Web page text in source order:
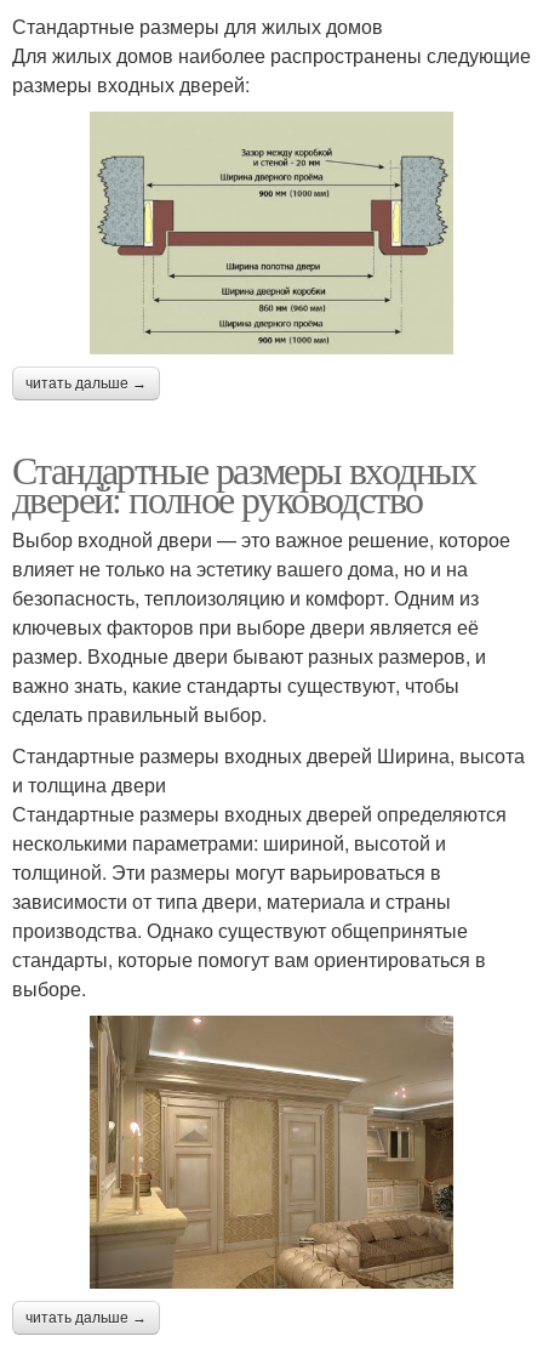
Стандартные размеры для жилых домов
Для жилых домов наиболее распространены следующие
размеры входных дверей:
читать дальше →
Стандартные размеры входных
дверей: полное руководство
Выбор входной двери — это важное решение, которое
влияет не только на эстетику вашего дома, но и на
безопасность, теплоизоляцию и комфорт. Одним из
ключевых факторов при выборе двери является её
размер. Входные двери бывают разных размеров, и
важно знать, какие стандарты существуют, чтобы
сделать правильный выбор.
Стандартные размеры входных дверей Ширина, высота
и толщина двери
Стандартные размеры входных дверей определяются
несколькими параметрами: шириной, высотой и
толщиной. Эти размеры могут варьироваться в
зависимости от типа двери, материала и страны
производства. Однако существуют общепринятые
стандарты, которые помогут вам ориентироваться в
выборе.
читать дальше →